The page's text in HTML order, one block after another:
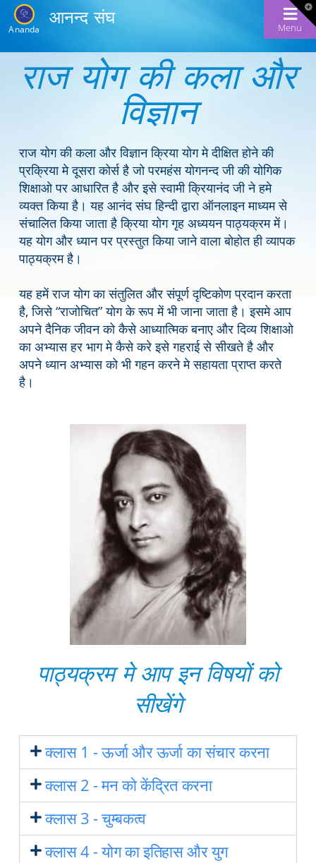
Ananda
आनन्द संघ
Menu
राज योग की कला और
विज्ञान
राज योग की कला और विज्ञान क्रिया योग मे दीक्षित होने की
प्रक्रिया मे दूसरा कोर्स है जो परमहंस योगनन्द जी की योगिक
शिक्षाओ पर आधारित है और इसे स्वामी क्रियानंद जी ने हमे
व्यक्त किया है। यह आनंद संघ हिन्दी द्वारा ऑनलाइन माध्यम से
संचालित किया जाता है क्रिया योग गृह अध्ययन पाठ्यक्रम में।
यह योग और ध्यान पर प्रस्तुत किया जाने वाला बोहोत ही व्यापक
पाठ्यक्रम है।
यह हमें राज योग का संतुलित और संपूर्ण दृष्टिकोण प्रदान करता
है, जिसे “राजोचित” योग के रूप में भी जाना जाता है। इसमे आप
अपने दैनिक जीवन को कैसे आध्यात्मिक बनाए और दिव्य शिक्षाओ
का अभ्यास हर भाग मे कैसे करे इसे गहराई से सीखते है और
अपने ध्यान अभ्यास को भी गहन करने मे सहायता प्राप्त करते
है।
पाठ्यक्रम मे आप इन विषयों को
सीखेंगे
क्लास 1 - ऊर्जा और ऊर्जा का संचार करना
क्लास 2 - मन को केंद्रित करना
क्लास 3 - चुम्बकत्व
क्लास 4 - योग का इतिहास और युग